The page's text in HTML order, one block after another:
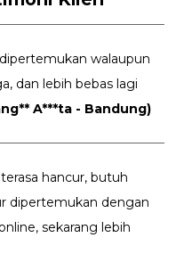
walaupun
dan lebih bebas lagi
A***ta - Bandung)
hancur, butuh
dipertemukan dengan
sekarang lebih